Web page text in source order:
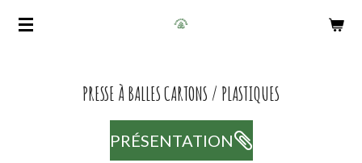
Passer
PRESSE À BALLES CARTONS / PLASTIQUES
PRÉSENTATION